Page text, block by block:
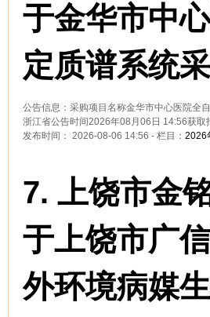
于金华市中
定质谱系统
公告信息：采购项目名称金华市中心医院全
浙江省公告时间2026年08月06日 14:56获取
发布时间： 2026-08-06 14:56 - 栏目： 2026
7. 上饶市金
于上饶市广
外环境病媒